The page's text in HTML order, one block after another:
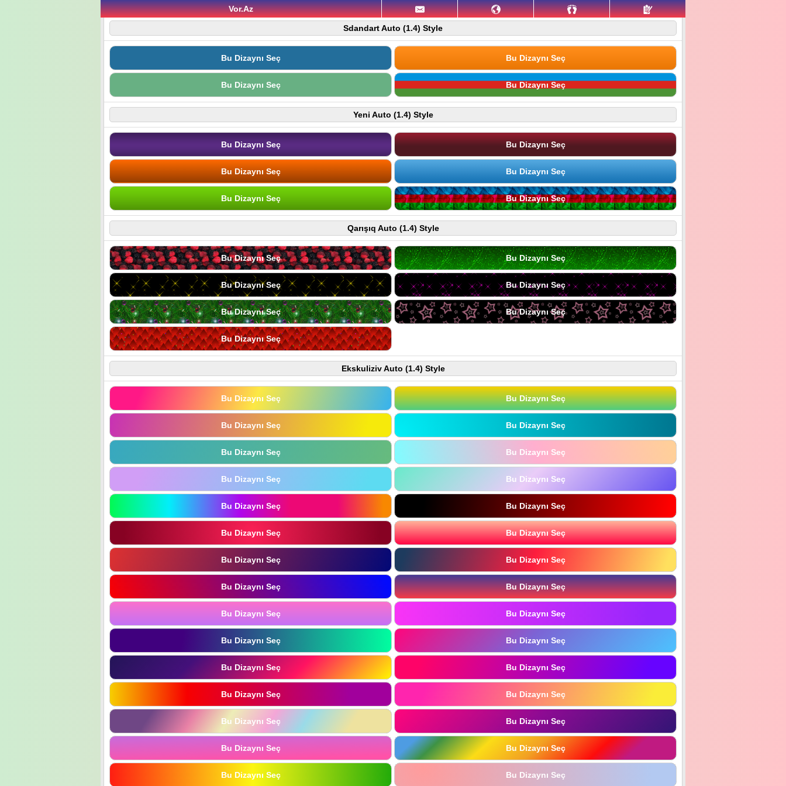
Vor.Az
Sdandart Auto (1.4) Style
Bu Dizaynı Seç Bu Dizaynı Seç
Bu Dizaynı Seç Bu Dizaynı Seç
Yeni Auto (1.4) Style
Bu Dizaynı Seç Bu Dizaynı Seç
Bu Dizaynı Seç Bu Dizaynı Seç
Bu Dizaynı Seç Bu Dizaynı Seç
Qarışıq Auto (1.4) Style
Bu Dizaynı Seç Bu Dizaynı Seç
Bu Dizaynı Seç Bu Dizaynı Seç
Bu Dizaynı Seç Bu Dizaynı Seç
Bu Dizaynı Seç
Ekskuliziv Auto (1.4) Style
Bu Dizaynı Seç Bu Dizaynı Seç
Bu Dizaynı Seç Bu Dizaynı Seç
Bu Dizaynı Seç Bu Dizaynı Seç
Bu Dizaynı Seç Bu Dizaynı Seç
Bu Dizaynı Seç Bu Dizaynı Seç
Bu Dizaynı Seç Bu Dizaynı Seç
Bu Dizaynı Seç Bu Dizaynı Seç
Bu Dizaynı Seç Bu Dizaynı Seç
Bu Dizaynı Seç Bu Dizaynı Seç
Bu Dizaynı Seç Bu Dizaynı Seç
Bu Dizaynı Seç Bu Dizaynı Seç
Bu Dizaynı Seç Bu Dizaynı Seç
Bu Dizaynı Seç Bu Dizaynı Seç
Bu Dizaynı Seç Bu Dizaynı Seç
Bu Dizaynı Seç Bu Dizaynı Seç